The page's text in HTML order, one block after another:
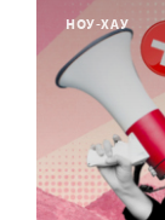
НОУ-ХАУ